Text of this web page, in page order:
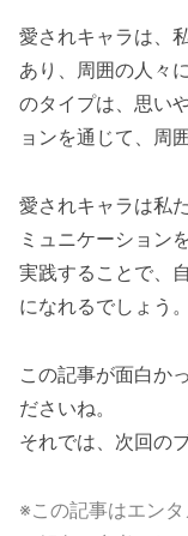
愛されキャラは、
あり、周囲の人々
のタイプは、思い
ョンを通じて、周
愛されキャラは私
ミュニケーション
実践することで、
になれるでしょう。
この記事が面白か
ださいね。
それでは、次回の
※この記事はエン